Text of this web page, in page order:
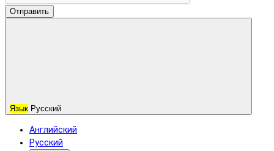
Отправить
Язык Русский
Английский
Русский